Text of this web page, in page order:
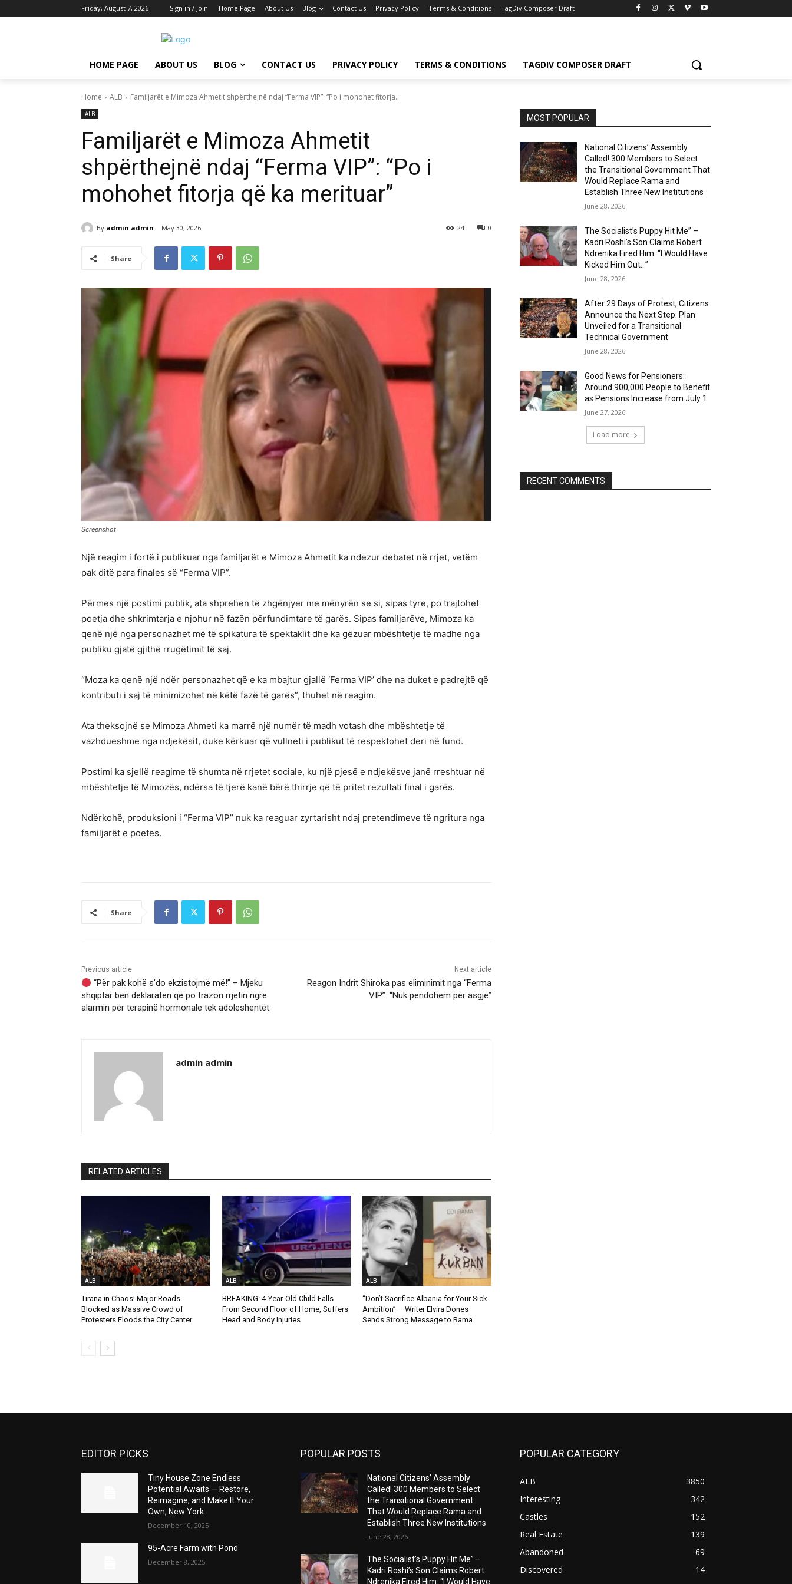
Friday, August 7, 2026 Sign in / Join Home Page About Us Blog Contact Us Privacy Policy Terms & Conditions TagDiv Composer Draft
HOME PAGE ABOUT US BLOG CONTACT US PRIVACY POLICY TERMS & CONDITIONS TAGDIV COMPOSER DRAFT
Home ALB Familjarët e Mimoza Ahmetit shpërthejnë ndaj “Ferma VIP”: “Po i mohohet fitorja...
ALB
Familjarët e Mimoza Ahmetit
shpërthejnë ndaj “Ferma VIP”: “Po i
mohohet fitorja që ka merituar”
By admin admin May 30, 2026 0
24
Share
Screenshot
Një reagim i fortë i publikuar nga familjarët e Mimoza Ahmetit ka ndezur debatet në rrjet, vetëm
pak ditë para finales së “Ferma VIP”.
Përmes një postimi publik, ata shprehen të zhgënjyer me mënyrën se si, sipas tyre, po trajtohet
poetja dhe shkrimtarja e njohur në fazën përfundimtare të garës. Sipas familjarëve, Mimoza ka
qenë një nga personazhet më të spikatura të spektaklit dhe ka gëzuar mbështetje të madhe nga
publiku gjatë gjithë rrugëtimit të saj.
“Moza ka qenë një ndër personazhet që e ka mbajtur gjallë ‘Ferma VIP’ dhe na duket e padrejtë që
kontributi i saj të minimizohet në këtë fazë të garës”, thuhet në reagim.
Ata theksojnë se Mimoza Ahmeti ka marrë një numër të madh votash dhe mbështetje të
vazhdueshme nga ndjekësit, duke kërkuar që vullneti i publikut të respektohet deri në fund.
Postimi ka sjellë reagime të shumta në rrjetet sociale, ku një pjesë e ndjekësve janë rreshtuar në
mbështetje të Mimozës, ndërsa të tjerë kanë bërë thirrje që të pritet rezultati final i garës.
Ndërkohë, produksioni i “Ferma VIP” nuk ka reaguar zyrtarisht ndaj pretendimeve të ngritura nga
familjarët e poetes.
Share
Previous article
“Për pak kohë s’do ekzistojmë më!” – Mjeku
shqiptar bën deklaratën që po trazon rrjetin ngre
alarmin për terapinë hormonale tek adoleshentët
Next article
Reagon Indrit Shiroka pas eliminimit nga “Ferma
VIP”: “Nuk pendohem për asgjë”
admin admin
RELATED ARTICLES
ALB
Tirana in Chaos! Major Roads
Blocked as Massive Crowd of
Protesters Floods the City Center
ALB
BREAKING: 4-Year-Old Child Falls
From Second Floor of Home, Suffers
Head and Body Injuries
ALB
“Don’t Sacrifice Albania for Your Sick
Ambition” – Writer Elvira Dones
Sends Strong Message to Rama
MOST POPULAR
National Citizens’ Assembly
Called! 300 Members to Select
the Transitional Government That
Would Replace Rama and
Establish Three New Institutions
June 28, 2026
The Socialist’s Puppy Hit Me” –
Kadri Roshi’s Son Claims Robert
Ndrenika Fired Him: “I Would Have
Kicked Him Out…”
June 28, 2026
After 29 Days of Protest, Citizens
Announce the Next Step: Plan
Unveiled for a Transitional
Technical Government
June 28, 2026
Good News for Pensioners:
Around 900,000 People to Benefit
as Pensions Increase from July 1
June 27, 2026
Load more
RECENT COMMENTS
EDITOR PICKS
Tiny House Zone Endless
Potential Awaits — Restore,
Reimagine, and Make It Your
Own, New York
December 10, 2025
95-Acre Farm with Pond
December 8, 2025
POPULAR POSTS
National Citizens’ Assembly
Called! 300 Members to Select
the Transitional Government
That Would Replace Rama and
Establish Three New Institutions
June 28, 2026
The Socialist’s Puppy Hit Me” –
Kadri Roshi’s Son Claims Robert
Ndrenika Fired Him: “I Would Have
POPULAR CATEGORY
ALB
3850
Interesting
342
Castles
152
Real Estate
139
Abandoned
69
Discovered
14